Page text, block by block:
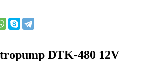
DTK-480 12V